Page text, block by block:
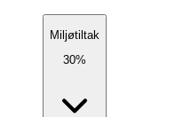
Miljøtiltak
30%